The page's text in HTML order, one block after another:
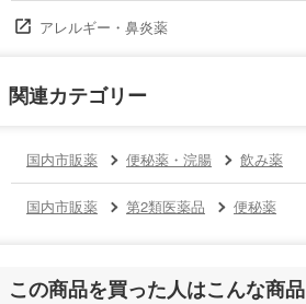
アレルギー・鼻炎薬
関連カテゴリー
国内市販薬 便秘薬・浣腸 飲み薬
国内市販薬 第2類医薬品 便秘薬
この商品を買った人はこんな商